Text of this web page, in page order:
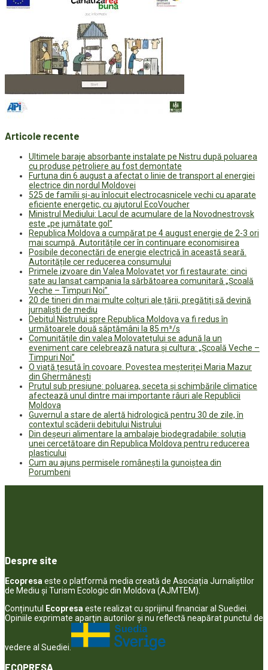
Articole recente
Ultimele baraje absorbante instalate pe Nistru după poluarea
cu produse petroliere au fost demontate
Furtuna din 6 august a afectat o linie de transport al energiei
electrice din nordul Moldovei
525 de familii și-au înlocuit electrocasnicele vechi cu aparate
eficiente energetic, cu ajutorul EcoVoucher
Ministrul Mediului: Lacul de acumulare de la Novodnestrovsk
este „pe jumătate gol”
Republica Moldova a cumpărat pe 4 august energie de 2-3 ori
mai scumpă. Autoritățile cer în continuare economisirea
Posibile deconectări de energie electrică în această seară.
Autoritățile cer reducerea consumului
Primele izvoare din Valea Molovateț vor fi restaurate: cinci
sate au lansat campania la sărbătoarea comunitară „Școală
Veche – Timpuri Noi”
20 de tineri din mai multe colțuri ale țării, pregătiți să devină
jurnaliști de mediu
Debitul Nistrului spre Republica Moldova va fi redus în
următoarele două săptămâni la 85 m³/s
Comunitățile din valea Molovatețului se adună la un
eveniment care celebrează natura și cultura: „Școală Veche –
Timpuri Noi”
O viață țesută în covoare. Povestea meșteriței Maria Mazur
din Ghermănești
Prutul sub presiune: poluarea, seceta și schimbările climatice
afectează unul dintre mai importante râuri ale Republicii
Moldova
Guvernul a stare de alertă hidrologică pentru 30 de zile, în
contextul scăderii debitului Nistrului
Din deșeuri alimentare la ambalaje biodegradabile: soluția
unei cercetătoare din Republica Moldova pentru reducerea
plasticului
Cum au ajuns permisele românești la gunoiștea din
Porumbeni
Despre site
Ecopresa este o platformă media creată de Asociația Jurnaliștilor
de Mediu și Turism Ecologic din Moldova (AJMTEM).
Conținutul Ecopresa este realizat cu sprijinul financiar al Suediei.
Opiniile exprimate aparţin autorilor şi nu reflectă neapărat punctul de
vedere al Suediei.
ECOPRESA